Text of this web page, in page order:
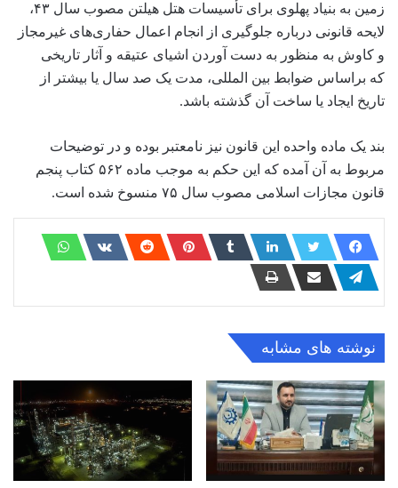
زمین به بنیاد پهلوی برای تأسیسات هتل هیلتن مصوب سال ۴۳،
لایحه قانونی درباره جلوگیری از انجام اعمال حفاری‌های غیرمجاز
و کاوش به منظور به دست آوردن اشیای عتیقه و آثار تاریخی
که براساس ضوابط بین المللی، مدت یک صد سال یا بیشتر از
تاریخ ایجاد یا ساخت آن گذشته باشد.
بند یک ماده واحده این قانون نیز نامعتبر بوده و در توضیحات
مربوط به آن آمده که این حکم به موجب ماده ۵۶۲ کتاب پنجم
قانون مجازات اسلامی مصوب سال ۷۵ منسوخ شده است.
نوشته های مشابه